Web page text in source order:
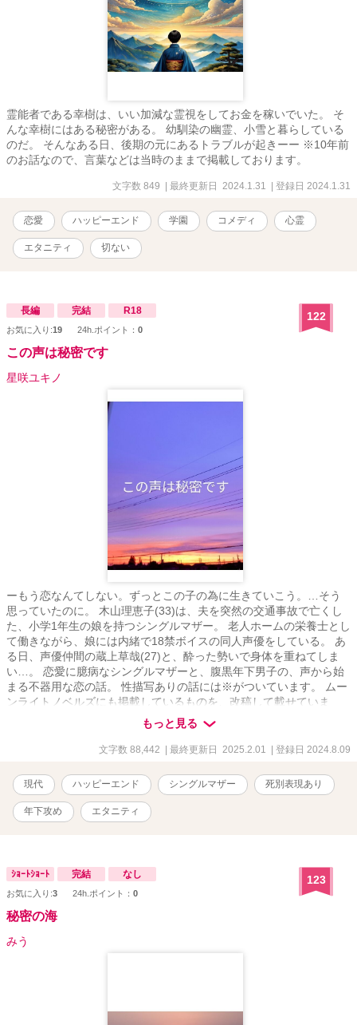
霊能者である幸樹は、いい加減な霊視をしてお金を稼いでいた。 そ
んな幸樹にはある秘密がある。 幼馴染の幽霊、小雪と暮らしている
のだ。 そんなある日、後期の元にあるトラブルが起きーー ※10年前
のお話なので、言葉などは当時のままで掲載しております。
文字数 849 | 最終更新日 2024.1.31 | 登録日 2024.1.31
恋愛 ハッピーエンド 学園 コメディ 心霊
エタニティ 切ない
長編 完結 R18
お気に入り:19 24h.ポイント： 0
122
この声は秘密です
星咲ユキノ
ーもう恋なんてしない。ずっとこの子の為に生きていこう。…そう
思っていたのに。 木山理恵子(33)は、夫を突然の交通事故で亡くし
た、小学1年生の娘を持つシングルマザー。 老人ホームの栄養士とし
て働きながら、娘には内緒で18禁ボイスの同人声優をしている。 あ
る日、声優仲間の蔵上草哉(27)と、酔った勢いで身体を重ねてしま
い…。 恋愛に臆病なシングルマザーと、腹黒年下男子の、声から始
まる不器用な恋の話。 性描写ありの話には※がついています。 ムー
ンライトノベルズにも掲載しているものを、改稿して載せていま
もっと見る
文字数 88,442 | 最終更新日 2025.2.01 | 登録日 2024.8.09
現代 ハッピーエンド シングルマザー 死別表現あり
年下攻め エタニティ
ｼｮｰﾄｼｮｰﾄ 完結 なし
お気に入り:3 24h.ポイント： 0
123
秘密の海
みう